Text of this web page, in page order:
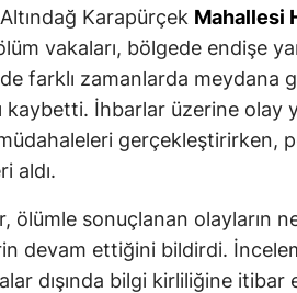
Karapürçek Mahallesi
vakaları, bölgede endişe
farklı zamanlarda meydana
kaybetti. İhbarlar üzerine olay
gerçekleştirirken,
aldı.
ölümle sonuçlanan olayların
devam ettiğini bildirdi.
dışında bilgi kirliliğine itibar